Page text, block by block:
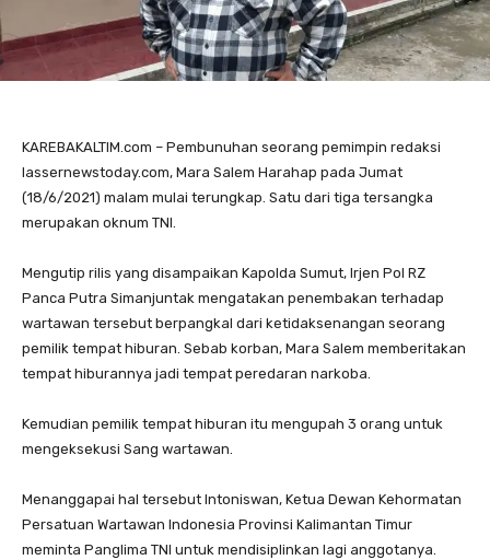
KAREBAKALTIM.com – Pembunuhan seorang pemimpin redaksi
lassernewstoday.com, Mara Salem Harahap pada Jumat
(18/6/2021) malam mulai terungkap. Satu dari tiga tersangka
merupakan oknum TNI.
Mengutip rilis yang disampaikan Kapolda Sumut, Irjen Pol RZ
Panca Putra Simanjuntak mengatakan penembakan terhadap
wartawan tersebut berpangkal dari ketidaksenangan seorang
pemilik tempat hiburan. Sebab korban, Mara Salem memberitakan
tempat hiburannya jadi tempat peredaran narkoba.
Kemudian pemilik tempat hiburan itu mengupah 3 orang untuk
mengeksekusi Sang wartawan.
Menanggapai hal tersebut Intoniswan, Ketua Dewan Kehormatan
Persatuan Wartawan Indonesia Provinsi Kalimantan Timur
meminta Panglima TNI untuk mendisiplinkan lagi anggotanya.